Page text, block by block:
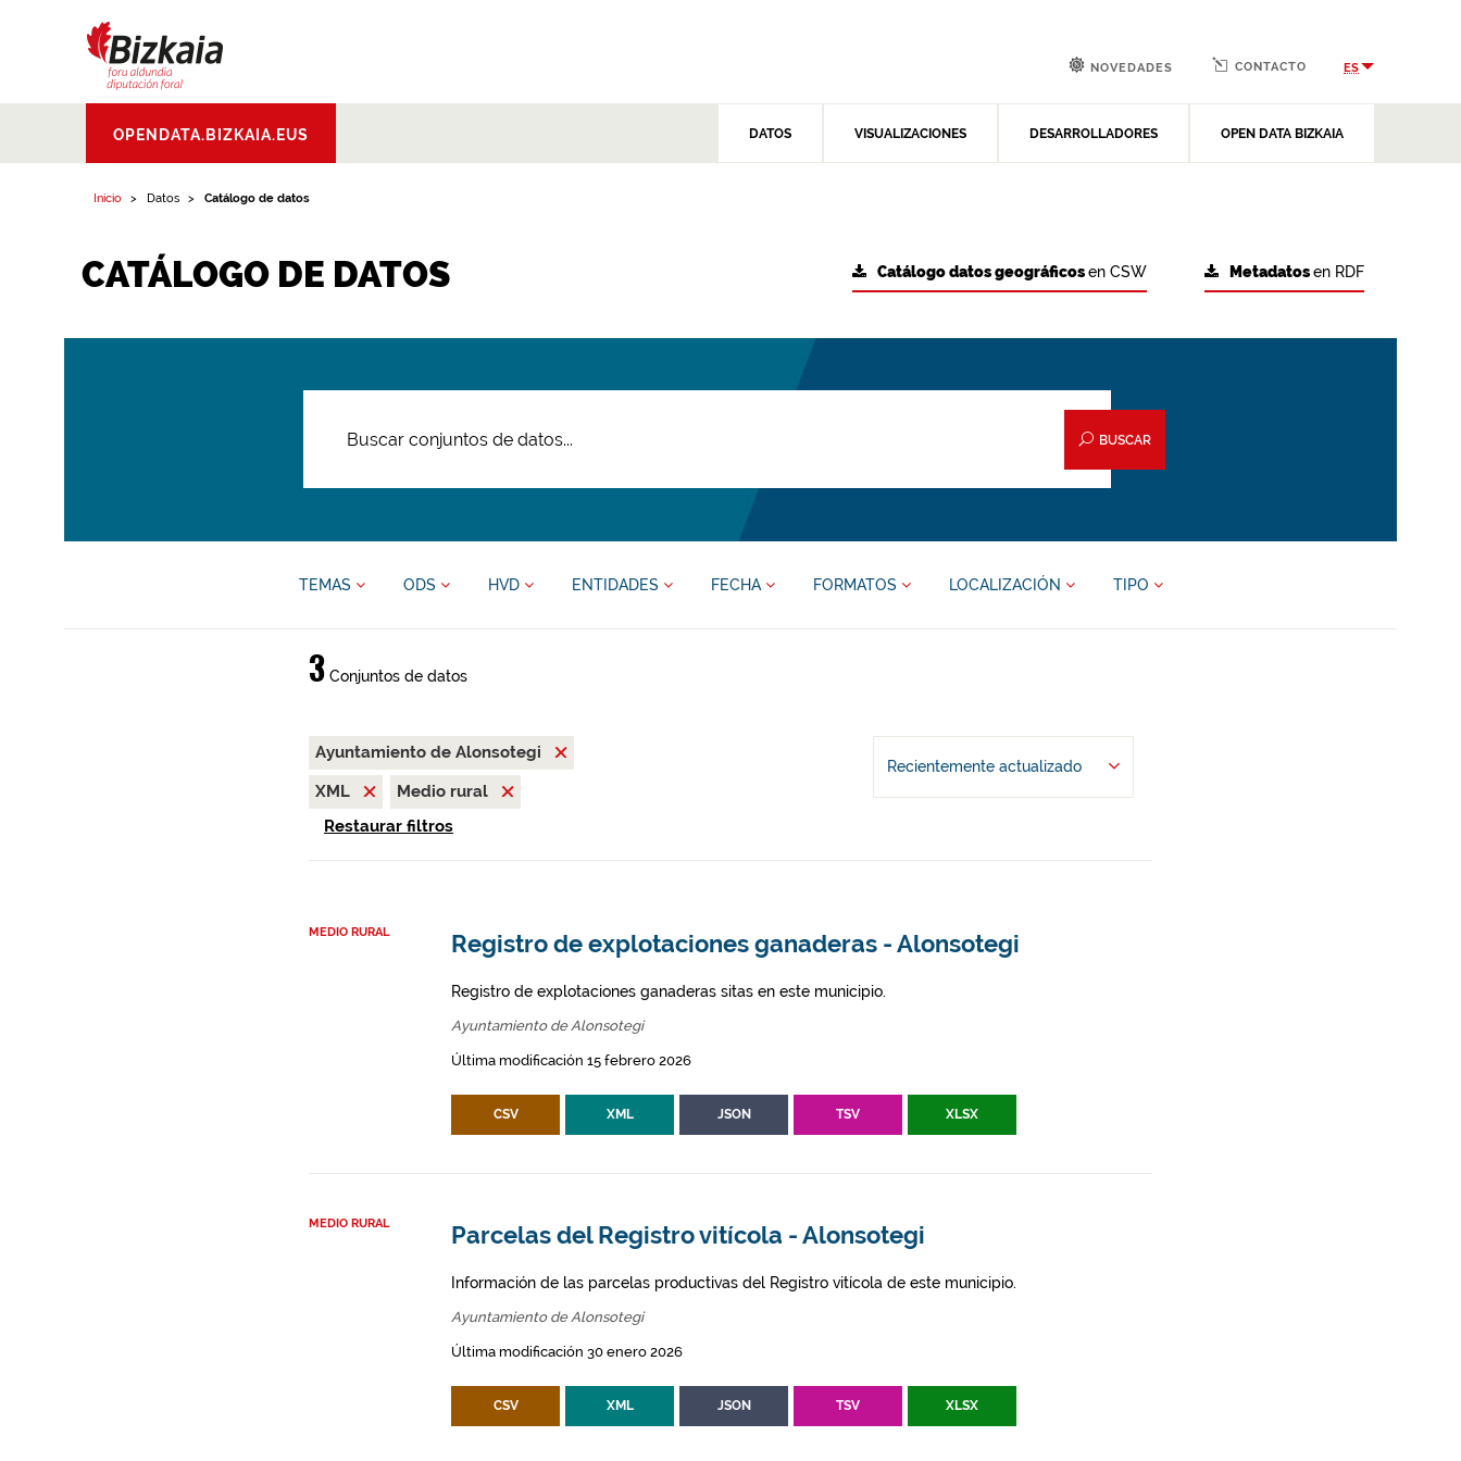
Aldundia.Diputacion
Foral de Bizkaia
OPENDATA.BIZKAIA.EUS DATOS VISUALIZACIONES DESARROLLADORES OPEN DATA BIZKAIA
NOVEDADES CONTACTO ES
Inicio Datos Catálogo de datos
CATÁLOGO DE DATOS Metadatosen RDF
Catálogo datos geográficosen CSW
BUSCAR
TEMAS ODS HVD ENTIDADES FECHA FORMATOS LOCALIZACIÓN TIPO
3Conjuntos de datos
Ayuntamiento de Alonsotegi
XML
Medio rural
Restaurar filtros
Recientemente actualizado
MEDIO RURAL Registro de explotaciones ganaderas - Alonsotegi
Registro de explotaciones ganaderas sitas en este municipio.
Ayuntamiento de Alonsotegi
Última modificación 15 febrero 2026
CSV XML JSON TSV XLSX
MEDIO RURAL Parcelas del Registro vitícola - Alonsotegi
Información de las parcelas productivas del Registro vitícola de este municipio.
Ayuntamiento de Alonsotegi
Última modificación 30 enero 2026
CSV XML JSON TSV XLSX